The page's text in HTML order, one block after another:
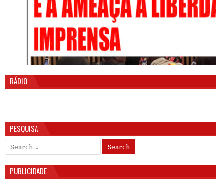
RÁDIO
PESQUISA
Search for:
PUBLICIDADE